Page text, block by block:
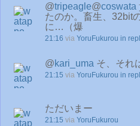
@tripeagle@coswata
たのか。畜生、32bit
に…（爆
21:16 via YoruFukurou in
@kari_uma そ、それ
21:15 via YoruFukurou in
ただいまー
21:15 via YoruFukurou